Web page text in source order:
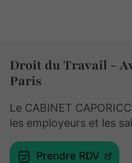
Droit du Travail -
Paris
Le CABINET
les employeurs et les
Prendre RDV